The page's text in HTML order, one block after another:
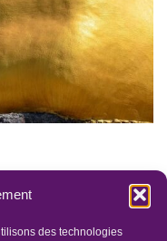
des technologies
ça signification